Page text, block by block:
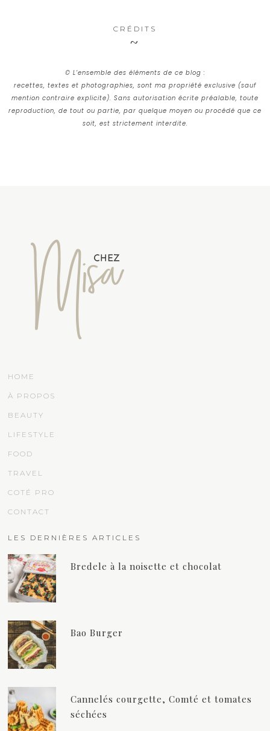
CRÉDITS
© L’ensemble des éléments de ce blog :
recettes, textes et photographies, sont ma propriété exclusive (sauf
mention contraire explicite). Sans autorisation écrite préalable, toute
reproduction, de tout ou partie, par quelque moyen ou procédé que ce
soit, est strictement interdite.
HOME
À PROPOS
BEAUTY
LIFESTYLE
FOOD
TRAVEL
COTÉ PRO
CONTACT
LES DERNIÈRES ARTICLES
Bredele à la noisette et chocolat
Bao Burger
Cannelés courgette, Comté et tomates
séchées